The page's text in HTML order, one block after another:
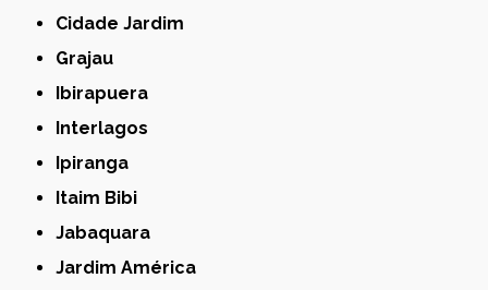
Cidade Jardim
Grajau
Ibirapuera
Interlagos
Ipiranga
Itaim Bibi
Jabaquara
Jardim América